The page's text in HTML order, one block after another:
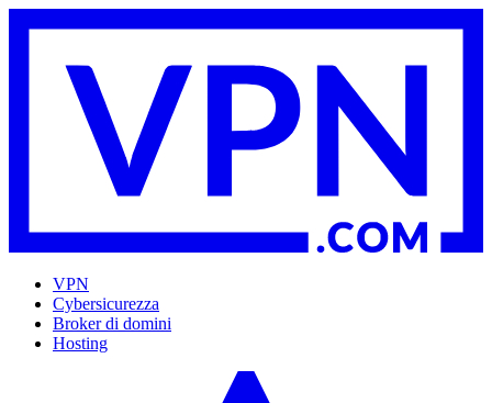
VPN
Cybersicurezza
Broker di domini
Hosting